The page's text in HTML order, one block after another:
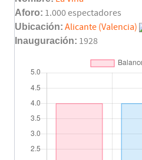
Calsita
Descanso 45'
Ernesto
Aforo: 1.000 espectadores
Ubicación: Alicante (Valencia)
Inauguración: 1928